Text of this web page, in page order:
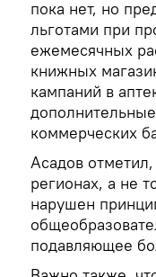
пока нет, но
льготами при
ежемесячных
книжных
кампаний в
коммерческих
Асадов
регионах, а не
нарушен
подавляющее